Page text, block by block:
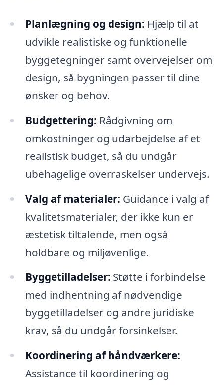
Planlægning og design: Hjælp til at
udvikle realistiske og funktionelle
byggetegninger samt overvejelser om
design, så bygningen passer til dine
ønsker og behov.
Budgettering: Rådgivning om
omkostninger og udarbejdelse af et
realistisk budget, så du undgår
ubehagelige overraskelser undervejs.
Valg af materialer: Guidance i valg af
kvalitetsmaterialer, der ikke kun er
æstetisk tiltalende, men også
holdbare og miljøvenlige.
Byggetilladelser: Støtte i forbindelse
med indhentning af nødvendige
byggetilladelser og andre juridiske
krav, så du undgår forsinkelser.
Koordinering af håndværkere:
Assistance til koordinering og